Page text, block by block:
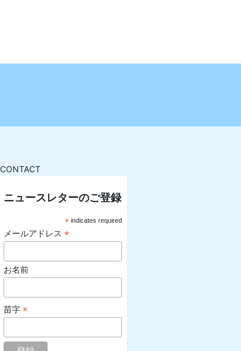
CONTACT
ニュースレターのご登録
*indicates required
メールアドレス*
お名前
苗字*